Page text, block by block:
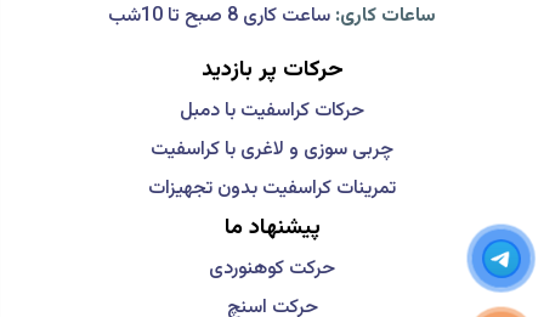
ساعات کاری: ساعت کاری 8 صبح تا 10شب
حرکات پر بازدید
حرکات کراسفیت با دمبل
چربی سوزی و لاغری با کراسفیت
تمرینات کراسفیت بدون تجهیزات
پیشنهاد ما
حرکت کوهنوردی
حرکت اسنچ